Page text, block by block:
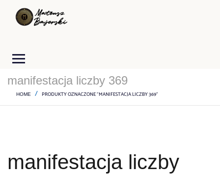
manifestacja liczby 369
HOME PRODUKTY OZNACZONE “MANIFESTACJA LICZBY 369”
manifestacja liczby